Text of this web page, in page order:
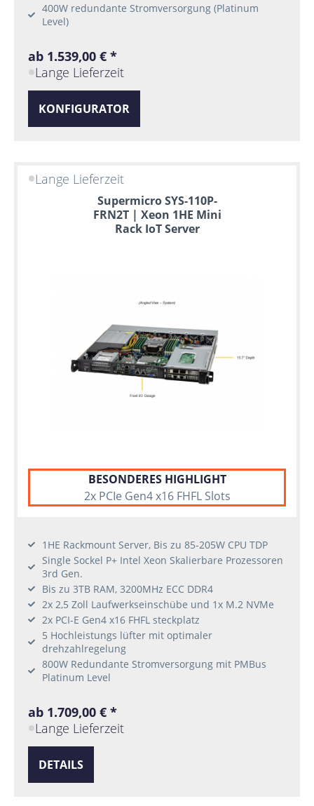
400W redundante Stromversorgung (Platinum
Level)
ab 1.539,00 € *
Lange Lieferzeit
KONFIGURATOR
Lange Lieferzeit
Supermicro SYS-110P-
FRN2T | Xeon 1HE Mini
Rack IoT Server
BESONDERES HIGHLIGHT
2x PCIe Gen4 x16 FHFL Slots
1HE Rackmount Server, Bis zu 85-205W CPU TDP
Single Sockel P+ Intel Xeon Skalierbare Prozessoren
3rd Gen.
Bis zu 3TB RAM, 3200MHz ECC DDR4
2x 2,5 Zoll Laufwerkseinschübe und 1x M.2 NVMe
2x PCI-E Gen4 x16 FHFL steckplatz
5 Hochleistungs lüfter mit optimaler
drehzahlregelung
800W Redundante Stromversorgung mit PMBus
Platinum Level
ab 1.709,00 € *
Lange Lieferzeit
DETAILS